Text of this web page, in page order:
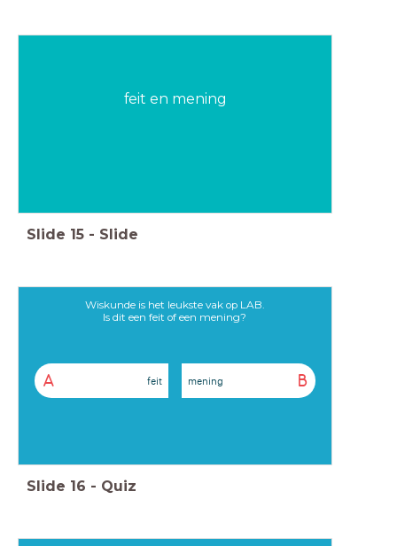
feit en mening
Slide 15 - Slide
Wiskunde is het leukste vak op LAB.
Is dit een feit of een mening?
A feit B
mening
Slide 16 - Quiz